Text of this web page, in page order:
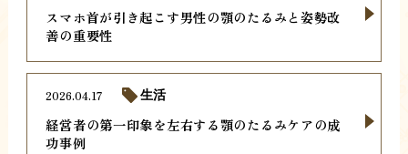
スマホ首が引き起こす男性の顎のたるみと姿勢改
善の重要性
経営者の第一印象を左右する顎のたるみケアの成
功事例
2026.04.17 生活